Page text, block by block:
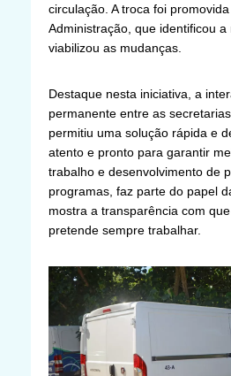
circulação. A troca foi
Administração, que identificou a
viabilizou as mudanças.
Destaque nesta iniciativa, a
permanente entre as
permitiu uma solução rápida e
atento e pronto para garantir
trabalho e desenvolvimento de
programas, faz parte do papel
mostra a transparência com
pretende sempre trabalhar.